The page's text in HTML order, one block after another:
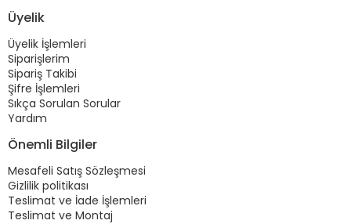
Üyelik
Üyelik İşlemleri
Siparişlerim
Sipariş Takibi
Şifre İşlemleri
Sıkça Sorulan Sorular
Yardım
Önemli Bilgiler
Mesafeli Satış Sözleşmesi
Gizlilik politikası
Teslimat ve İade İşlemleri
Teslimat ve Montaj